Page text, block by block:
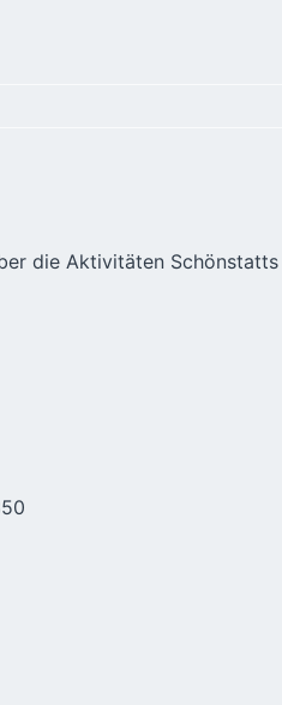
die Aktivitäten